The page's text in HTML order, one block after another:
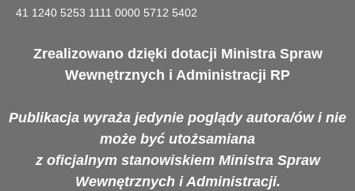
41 1240 5253 1111 0000 5712 5402
Zrealizowano dzięki dotacji Ministra Spraw
Wewnętrznych i Administracji RP
Publikacja wyraża jedynie poglądy autora/ów i nie
może być utożsamiana
z oficjalnym stanowiskiem Ministra Spraw
Wewnętrznych i Administracji.